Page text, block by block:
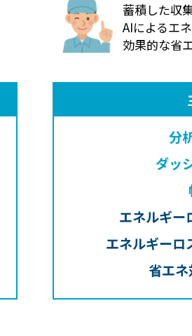
蓄積した収
AIによるエ
効果的な省
分
ダッ
エネルギー
エネルギー
省エ